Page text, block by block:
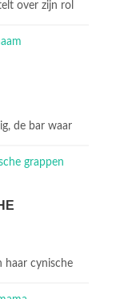
over zijn rol
de bar waar
haar cynische